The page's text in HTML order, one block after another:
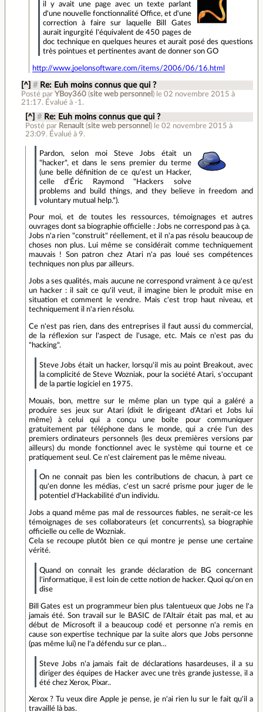
il y avait une page avec un texte parlant
d'une nouvelle fonctionnalité Office, et d'une
correction à faire sur laquelle Bill Gates
aurait ingurgité l'équivalent de 450 pages de
doc technique en quelques heures et aurait posé des questions
très pointues et pertinentes avant de donner son GO
http://www.joelonsoftware.com/items/2006/06/16.html
[^] # Re: Euh moins connus que qui ?
Posté parYBoy360 (site web personnel ) le 02 novembre 2015 à
21:17. Évalué à -1 .
[^] # Re: Euh moins connus que qui ?
Posté par Renault(site web personnel ) le 02 novembre 2015 à
23:09. Évalué à 9.
Pardon, selon moi Steve Jobs était un
"hacker", et dans le sens premier du terme
(une belle définition de ce qu'est un Hacker,
celle d'Éric Raymond "Hackers solve
problems and build things, and they believe in freedom and
voluntary mutual help.").
Pour moi, et de toutes les ressources, témoignages et autres
ouvrages dont sa biographie officielle : Jobs ne correspond pas à ça.
Jobs n'a rien "construit" réellement, et il n'a pas résolu beaucoup de
choses non plus. Lui même se considérait comme techniquement
mauvais ! Son patron chez Atari n'a pas loué ses compétences
techniques non plus par ailleurs.
Jobs a ses qualités, mais aucune ne correspond vraiment à ce qu'est
un hacker : il sait ce qu'il veut, il imagine bien le produit mise en
situation et comment le vendre. Mais c'est trop haut niveau, et
techniquement il n'a rien résolu.
Ce n'est pas rien, dans des entreprises il faut aussi du commercial,
de la réflexion sur l'aspect de l'usage, etc. Mais ce n'est pas du
"hacking".
Steve Jobs était un hacker, lorsqu'il mis au point Breakout, avec
la complicité de Steve Wozniak, pour la société Atari, s'occupant
de la partie logiciel en 1975.
Mouais, bon, mettre sur le même plan un type qui a galéré a
produire ses jeux sur Atari (dixit le dirigeant d'Atari et Jobs lui
même) à celui qui a conçu une boîte pour communiquer
gratuitement par téléphone dans le monde, qui a crée l'un des
premiers ordinateurs personnels (les deux premières versions par
ailleurs) du monde fonctionnel avec le système qui tourne et ce
pratiquement seul. Ce n'est clairement pas le même niveau.
On ne connait pas bien les contributions de chacun, à part ce
qu'en donne les médias, c'est un sacré prisme pour juger de le
potentiel d'Hackabilité d'un individu.
Jobs a quand même pas mal de ressources fiables, ne serait-ce les
témoignages de ses collaborateurs (et concurrents), sa biographie
officielle ou celle de Wozniak.
Cela se recoupe plutôt bien ce qui montre je pense une certaine
vérité.
Quand on connait les grande déclaration de BG concernant
l'informatique, il est loin de cette notion de hacker. Quoi qu'on en
dise
Bill Gates est un programmeur bien plus talentueux que Jobs ne l'a
jamais été. Son travail sur le BASIC de l'Altaïr était pas mal, et au
début de Microsoft il a beaucoup codé et personne n'a remis en
cause son expertise technique par la suite alors que Jobs personne
(pas même lui) ne l'a défendu sur ce plan…
Steve Jobs n'a jamais fait de déclarations hasardeuses, il a su
diriger des équipes de Hacker avec une très grande justesse, il a
été chez Xerox, Pixar..
Xerox ? Tu veux dire Apple je pense, je n'ai rien lu sur le fait qu'il a
travaillé là bas.